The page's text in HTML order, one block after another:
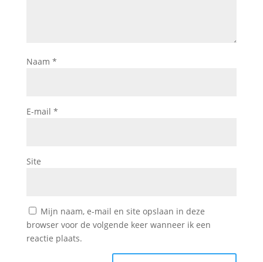
Naam *
E-mail *
Site
Mijn naam, e-mail en site opslaan in deze
browser voor de volgende keer wanneer ik een
reactie plaats.